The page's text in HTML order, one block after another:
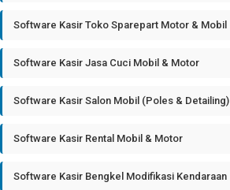
Software Kasir Toko Sparepart Motor & Mobil
Software Kasir Jasa Cuci Mobil & Motor
Software Kasir Salon Mobil (Poles & Detailing)
Software Kasir Rental Mobil & Motor
Software Kasir Bengkel Modifikasi Kendaraan